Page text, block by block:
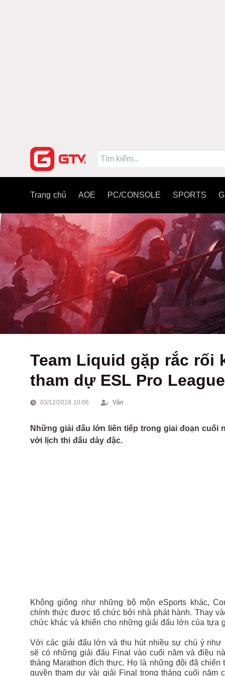
Trang chủ AOE PC/CONSOLE SPORTS
Team Liquid gặp rắc
tham dự ESL Pro
03/12/2019 10:06 Vân
Những giải đấu lớn liên tiếp trong giai đoạn cuối
với lịch thi đấu dày đặc.
Không giống như những bộ môn eSports khác,
chính thức được tổ chức bởi nhà phát hành. Thay
chức khác và khiến cho những giải đấu lớn của tựa
Với các giải đấu lớn và thu hút nhiều sự chú ý
sẽ có những giải đấu Final vào cuối năm và điều
tháng Marathon đích thực. Họ là những đội đã
quyền tham dự vài giải Final trong tháng cuối năm